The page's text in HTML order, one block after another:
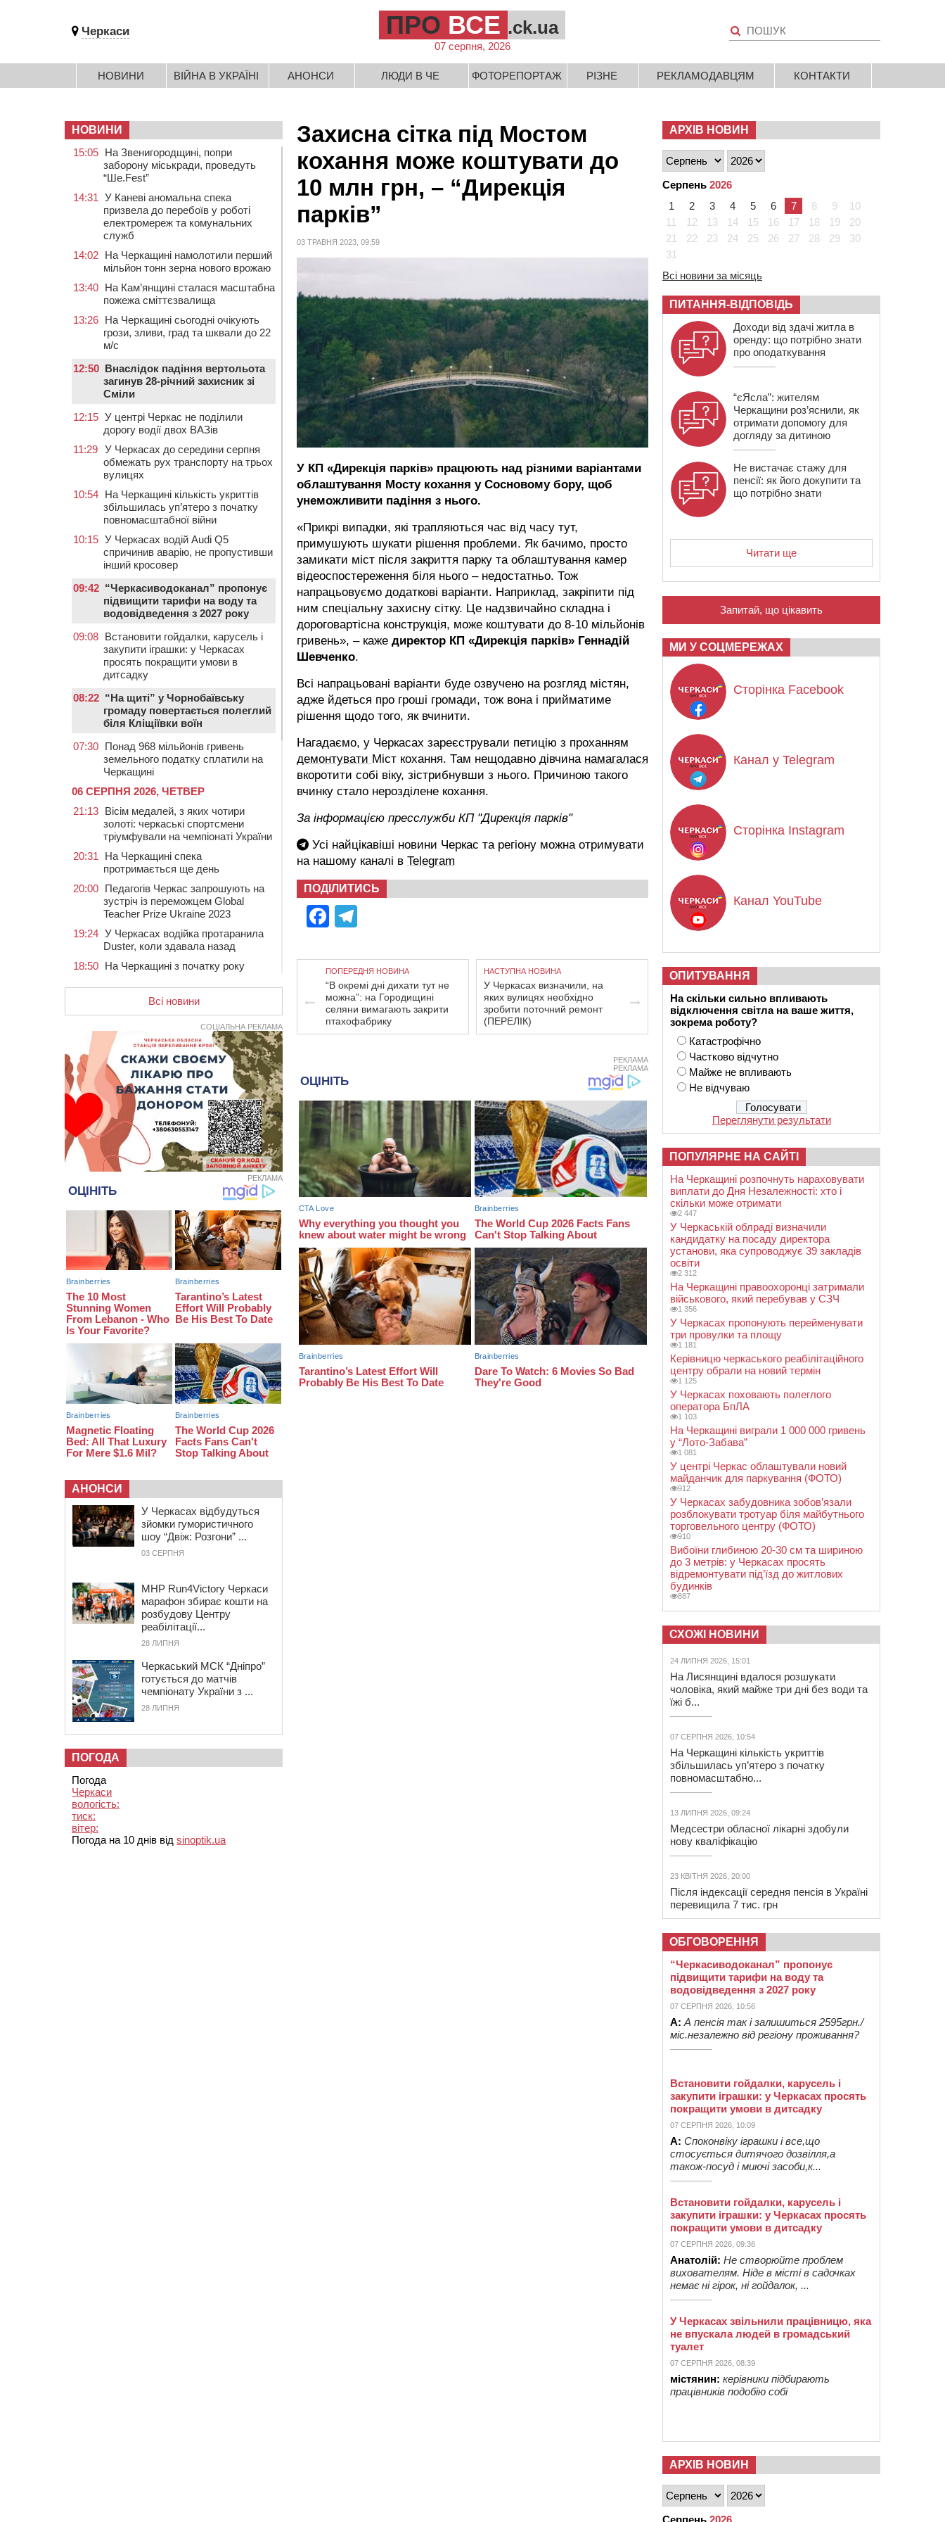
Черкаси ПРО ВСЕ .ck.ua
07 серпня, 2026
НОВИНИ ВІЙНА В УКРАЇНІ АНОНСИ ЛЮДИ В ЧЕ ФОТОРЕПОРТАЖ РІЗНЕ РЕКЛАМОДАВЦЯМ КОНТАКТИ
Захисна сітка під Мостом
кохання може коштувати до
10 млн грн, – “Дирекція
парків”
03 ТРАВНЯ 2023, 09:59
У КП «Дирекція парків» працюють над різними варіантами
облаштування Мосту кохання у Сосновому бору, щоб
унеможливити падіння з нього.
«Прикрі випадки, які трапляються час від часу тут,
примушують шукати рішення проблеми. Як бачимо, просто
замикати міст після закриття парку та облаштування камер
відеоспостереження біля нього – недостатньо. Тож
напрацьовуємо додаткові варіанти. Наприклад, закріпити під
ним спеціальну захисну сітку. Це надзвичайно складна і
дороговартісна конструкція, може коштувати до 8-10 мільйонів
гривень», – каже директор КП «Дирекція парків» Геннадій
Шевченко.
Всі напрацьовані варіанти буде озвучено на розгляд містян,
адже йдеться про гроші громади, тож вона і прийматиме
рішення щодо того, як вчинити.
Нагадаємо, у Черкасах зареєстрували петицію з проханням
демонтувати Міст кохання. Там нещодавно дівчина намагалася
вкоротити собі віку, зістрибнувши з нього. Причиною такого
вчинку стало нерозділене кохання.
За інформацією пресслужби КП "Дирекція парків"
Усі найцікавіші новини Черкас та регіону можна отримувати
на нашому каналі в Telegram
ПОДІЛИТИСЬ
Facebook
ПОПЕРЕДНЯ НОВИНА
“В окремі дні дихати тут не
можна”: на Городищині
селяни вимагають закрити
птахофабрику
НАСТУПНА НОВИНА
У Черкасах визначили, на
яких вулицях необхідно
зробити поточний ремонт
(ПЕРЕЛІК)
РЕКЛАМА
РЕКЛАМА
НОВИНИ
15:05 На Звенигородщині, попри
заборону міськради, проведуть
“Ше.Fest”
14:31 У Каневі аномальна спека
призвела до перебоїв у роботі
електромереж та комунальних
служб
14:02 На Черкащині намолотили перший
мільйон тонн зерна нового врожаю
13:40 На Кам’янщині сталася масштабна
пожежа сміттєзвалища
13:26 На Черкащині сьогодні очікують
грози, зливи, град та шквали до 22
м/с
12:50 Внаслідок падіння вертольота
загинув 28-річний захисник зі
Сміли
12:15 У центрі Черкас не поділили
дорогу водії двох ВАЗів
11:29 У Черкасах до середини серпня
обмежать рух транспорту на трьох
вулицях
10:54 На Черкащині кількість укриттів
збільшилась уп’ятеро з початку
повномасштабної війни
10:15 У Черкасах водій Audi Q5
спричинив аварію, не пропустивши
інший кросовер
09:42 “Черкасиводоканал” пропонує
підвищити тарифи на воду та
водовідведення з 2027 року
09:08 Встановити гойдалки, карусель і
закупити іграшки: у Черкасах
просять покращити умови в
дитсадку
08:22 “На щиті” у Чорнобаївську
громаду повертається полеглий
біля Кліщіївки воїн
07:30 Понад 968 мільйонів гривень
земельного податку сплатили на
Черкащині
06 СЕРПНЯ 2026, ЧЕТВЕР
21:13 Вісім медалей, з яких чотири
золоті: черкаські спортсмени
тріумфували на чемпіонаті України
20:31
На Черкащині спека
протримається ще день
20:00 Педагогів Черкас запрошують на
зустріч із переможцем Global
Teacher Prize Ukraine 2023
19:24 У Черкасах водійка протаранила
Duster, коли здавала назад
18:50 На Черкащині з початку року
укусів тварин
стала прикладом для громад з
усієї України
17:40
ЧНУ увійшов до 50
найпопулярніших вишів України
серед вступників
17:07 На Хімселищі у Черкасах
облаштували новий контейнерний
майданчик
16:32
Без розтину грудної клітки: у
Черкасах 75-річній пацієнтці
замінили аортальний клапан
16:00
У Черкаському онкоцентрі
електростанцію за понад пів
мільйона гривень
15:30 У Київській області прощаються
з полеглим на фронті жителем
Монастирищини
Всі новини
СОЦІАЛЬНА РЕКЛАМА
РЕКЛАМА
АНОНСИ
У Черкасах відбудуться
зйомки гумористичного
шоу “Двіж: Розгони” ...
03 СЕРПНЯ
MHP Run4Victory Черкаси
марафон збирає кошти на
розбудову Центру
реабілітації...
28 ЛИПНЯ
Черкаський МСК “Дніпро”
готується до матчів
чемпіонату України з ...
28 ЛИПНЯ
ПОГОДА
Погода
Черкаси
вологість:
тиск:
вітер:
Погода на 10 днів від sinoptik.ua
АРХІВ НОВИН
Серпень 2026
1
2 3 4 5 6 7 8 9
10
11
12 13 14 15 16 17 18 19
20
21
22 23 24 25 26 27 28 29
30
31
Всі новини за місяць
ПИТАННЯ-ВІДПОВІДЬ
Доходи від здачі житла в
оренду: що потрібно знати
про оподаткування
“єЯсла”: жителям
Черкащини роз’яснили, як
отримати допомогу для
догляду за дитиною
Не вистачає стажу для
пенсії: як його докупити та
що потрібно знати
Читати ще
Запитай, що цікавить
МИ У СОЦМЕРЕЖАХ
Сторінка Facebook
Канал у Telegram
Сторінка Instagram
Канал YouTube
ОПИТУВАННЯ
На скільки сильно впливають
відключення світла на ваше життя,
зокрема роботу?
Катастрофічно
Частково відчутно
Майже не впливають
Не відчуваю
Переглянути результати
ПОПУЛЯРНЕ НА САЙТІ
На Черкащині розпочнуть нараховувати
виплати до Дня Незалежності: хто і
скільки може отримати
2 447
У Черкаській облраді визначили
кандидатку на посаду директора
установи, яка супроводжує 39 закладів
освіти
2 312
На Черкащині правоохоронці затримали
військового, який перебував у СЗЧ
1 356
У Черкасах пропонують перейменувати
три провулки та площу
1 181
Керівницю черкаського реабілітаційного
центру обрали на новий термін
1 125
У Черкасах поховають полеглого
оператора БпЛА
1 103
На Черкащині виграли 1 000 000 гривень
у “Лото-Забава”
1 081
У центрі Черкас облаштували новий
майданчик для паркування (ФОТО)
912
У Черкасах забудовника зобов’язали
розблокувати тротуар біля майбутнього
торговельного центру (ФОТО)
910
Вибоїни глибиною 20-30 см та шириною
до 3 метрів: у Черкасах просять
відремонтувати під’їзд до житлових
будинків
887
СХОЖІ НОВИНИ
24 ЛИПНЯ 2026, 15:01
На Лисянщині вдалося розшукати
чоловіка, який майже три дні без води та
їжі б...
07 СЕРПНЯ 2026, 10:54
На Черкащині кількість укриттів
збільшилась уп’ятеро з початку
повномасштабно...
13 ЛИПНЯ 2026, 09:24
Медсестри обласної лікарні здобули
нову кваліфікацію
23 КВІТНЯ 2026, 20:00
Після індексації середня пенсія в Україні
перевищила 7 тис. грн
ОБГОВОРЕННЯ
“Черкасиводоканал” пропонує
підвищити тарифи на воду та
водовідведення з 2027 року
07 СЕРПНЯ 2026, 10:56
А: А пенсія так і залишиться 2595грн./
міс.незалежно від регіону проживання?
Встановити гойдалки, карусель і
закупити іграшки: у Черкасах просять
покращити умови в дитсадку
07 СЕРПНЯ 2026, 10:09
А: Споконвіку іграшки і все,що
стосується дитячого дозвілля,а
також-посуд і миючі засоби,к...
Встановити гойдалки, карусель і
закупити іграшки: у Черкасах просять
покращити умови в дитсадку
07 СЕРПНЯ 2026, 09:36
Анатолій: Не створюйте проблем
вихователям. Ніде в місті в садочках
немає ні гірок, ні гойдалок, ...
У Черкасах звільнили працівницю, яка
не впускала людей в громадський
туалет
07 СЕРПНЯ 2026, 08:39
містянин: керівники підбирають
працівників подобію собі
АРХІВ НОВИН
Серпень 2026